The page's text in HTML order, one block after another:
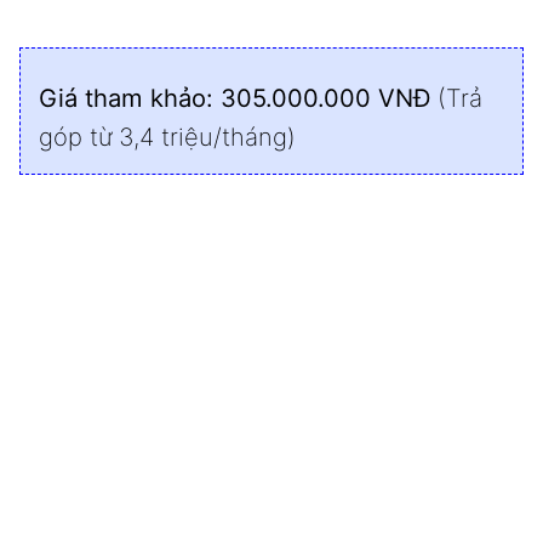
Giá tham khảo: 305.000.000 VNĐ (Trả
góp từ 3,4 triệu/tháng)